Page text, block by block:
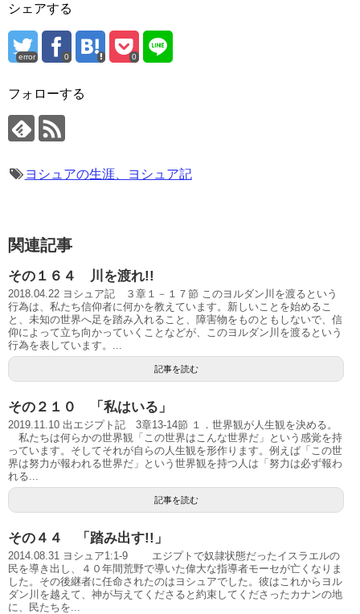
シェアする
error 0 0
フォローする
ヨシュアの生涯、ヨシュア記
関連記事
その１６４ 川を渡れ!!
2018.04.22 ヨシュア記 ３章１－１７節 このヨルダン川を渡るという
行為は、私たち信仰者に何かを教えています。新しいことを始めるこ
と、未知の世界へ足を踏み入れること、障害物をものともしないで、信
仰によって立ち向かっていくことなどが、このヨルダン川を渡るという
行為を表しています。...
記事を読む
その２１０ 「私はいる」
2019.11.10 出エジプト記 3章13-14節 １．世界観が人生観を決める。
私たちは何らかの世界観「この世界はこんな世界だ」という感覚を持
っています。そしてそれが自らの人生観を形作ります。例えば「この世
界は努力が報われる世界だ」という世界観を持つ人は「努力は必ず報わ
れる...
記事を読む
その４４ 「踏み出す!!」
2014.08.31 ヨシュア1:1-9 エジプトで奴隷状態だったイスラエルの
民を導き出し、４０年間荒野で導いた偉大な指導者モーセが亡くなりま
した。その後継者に任命されたのはヨシュアでした。彼はこれからヨル
ダン川を越えて、神が与えてくださると約束してくださったカナンの地
に、民たちを...